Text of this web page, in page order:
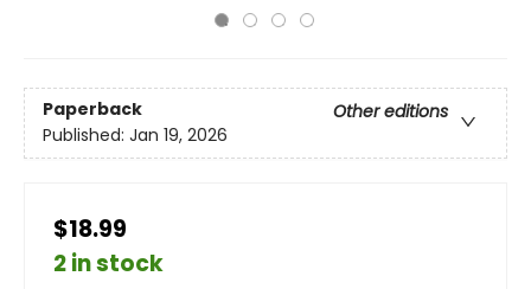
Paperback
Other editions
Published: Jan 19, 2026
$18.99
2 in stock